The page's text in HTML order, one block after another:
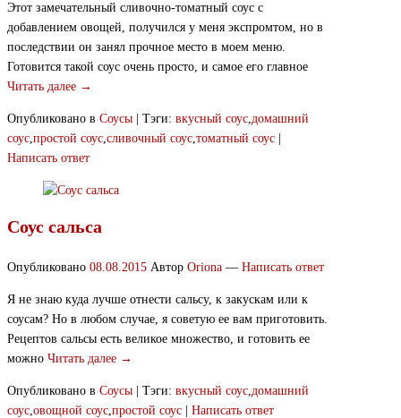
Этот замечательный сливочно-томатный соус с
добавлением овощей, получился у меня экспромтом, но в
последствии он занял прочное место в моем меню.
Готовится такой соус очень просто, и самое его главное
Читать далее →
Опубликовано в Соусы Тэги: вкусный соус,домашний
соус,простой соус,сливочный соус,томатный соус
Написать ответ
Соус сальса
Опубликовано 08.08.2015 Автор Oriona — Написать ответ
Я не знаю куда лучше отнести сальсу, к закускам или к
соусам? Но в любом случае, я советую ее вам приготовить.
Рецептов сальсы есть великое множество, и готовить ее
можно Читать далее →
Опубликовано в Соусы | Тэги: вкусный соус домашний
соус овощной соус простой соус | Написать ответ